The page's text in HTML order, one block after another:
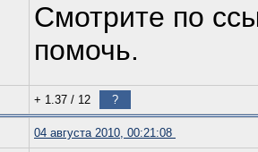
Смотрите по
помочь.
+ 1.37 / 12 ?
04 августа 2010, 00:21:08